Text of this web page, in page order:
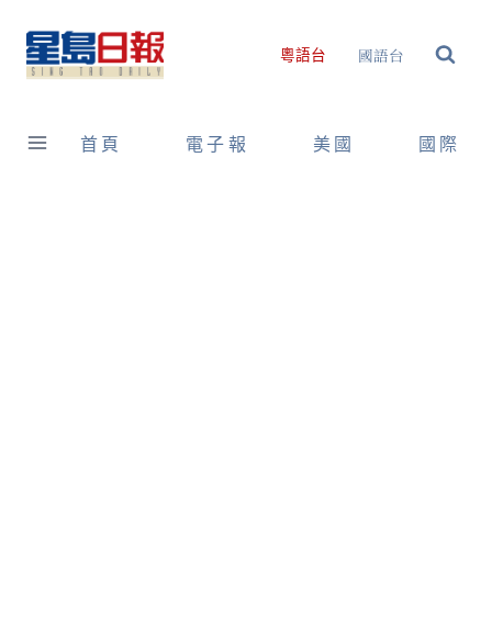
content
粵語台 國語台
首頁 電子報 美國 國際